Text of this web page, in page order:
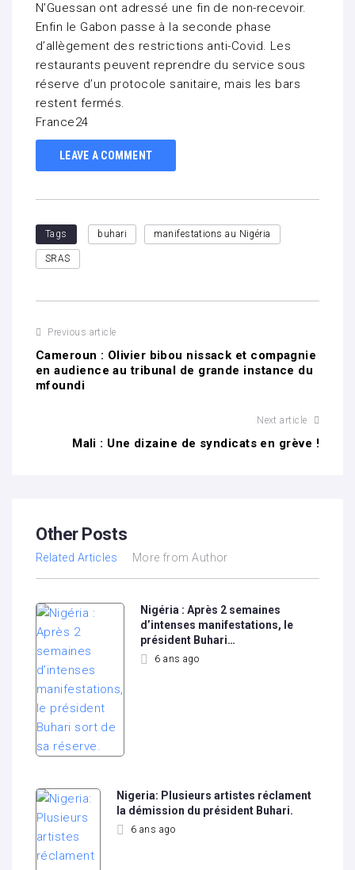
N’Guessan ont adressé une fin de non-recevoir.
Enfin le Gabon passe à la seconde phase
d’allègement des restrictions anti-Covid. Les
restaurants peuvent reprendre du service sous
réserve d’un protocole sanitaire, mais les bars
restent fermés.
France24
LEAVE A COMMENT
Tags buhari manifestations au Nigéria
SRAS
Previous article
Cameroun : Olivier bibou nissack et compagnie
en audience au tribunal de grande instance du
mfoundi
Next article
Mali : Une dizaine de syndicats en grève !
Other Posts
Related Articles More from Author
Nigéria : Après 2 semaines
d’intenses manifestations, le
président Buhari…
6 ans ago
Nigeria: Plusieurs artistes réclament
la démission du président Buhari.
6 ans ago